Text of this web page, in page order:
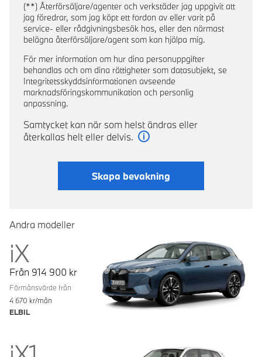
(**) Återförsäljare/agenter och verkstäder jag uppgivit att
jag föredrar, som jag köpt ett fordon av eller varit på
service- eller rådgivningsbesök hos, eller den närmast
belägna återförsäljare/agent som kan hjälpa mig.
För mer information om hur dina personuppgifter
behandlas och om dina rättigheter som datasubjekt, se
Integritetsskyddsinformationen avseende
marknadsföringskommunikation och personlig
anpassning.
Samtycket kan när som helst ändras eller
återkallas helt eller delvis.
Skapa bevakning
Andra modeller
iX
Från 914 900 kr
Förmånsvärde från
4 670 kr/mån
ELBIL